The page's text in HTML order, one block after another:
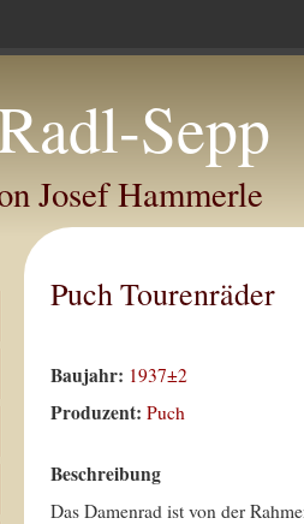
Sepp
Josef Hammerle
Puch Tourenräder
Baujahr: 1937±2
Produzent:Puch
Beschreibung
Das Damenrad ist von der